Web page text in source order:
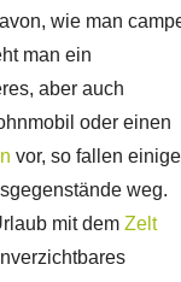
wie man
man ein
aber auch
oder einen
vor, so fallen einige
weg.
mit dem Zelt